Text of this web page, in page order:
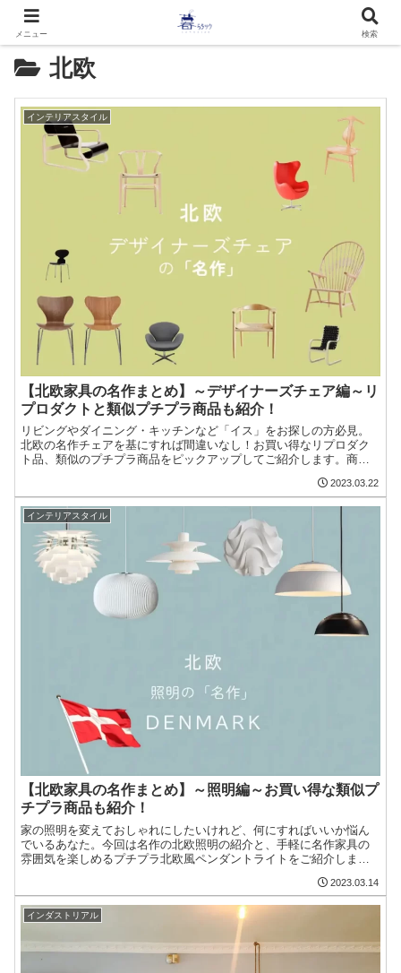
北欧
インテリアスタイル
【北欧家具の名作まとめ】～デザイナーズチェア編～リ
プロダクトと類似プチプラ商品も紹介！
リビングやダイニング・キッチンなど「イス」をお探しの方必見。
北欧の名作チェアを基にすれば間違いなし！お買い得なリプロダク
ト品、類似のプチプラ商品をピックアップしてご紹介します。商品
2023.03.22
インテリアスタイル
【北欧家具の名作まとめ】～照明編～お買い得な類似プ
チプラ商品も紹介！
家の照明を変えておしゃれにしたいけれど、何にすればいいか悩ん
でいるあなた。今回は名作の北欧照明の紹介と、手軽に名作家具の
雰囲気を楽しめるプチプラ北欧風ペンダントライトをご紹介します♪
2023.03.14
インダストリアル
メニュー 検索